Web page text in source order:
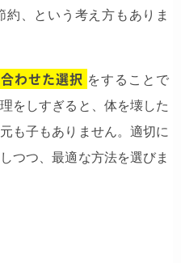
、という考え方もありま
わせた選択 をすることで
をしすぎると、体を壊した
も子もありません。適切に
つつ、最適な方法を選びま